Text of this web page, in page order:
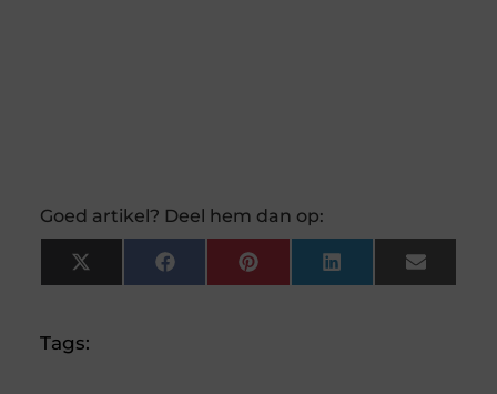
Goed artikel? Deel hem dan op:
X
(Twitter)
FacebookPinterestLinkedInEmail
Tags: